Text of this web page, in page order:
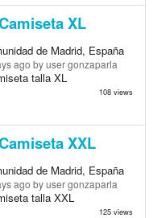
XL
de Madrid, España
ago by user gonzaparla
talla XL
108 views
XXL
de Madrid, España
ago by user gonzaparla
talla XXL
125 views